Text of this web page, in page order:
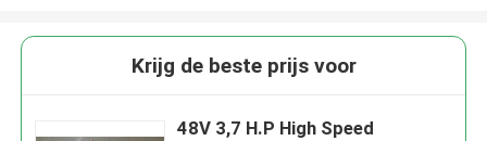
Krijg de beste prijs voor
48V 3,7 H.P High Speed